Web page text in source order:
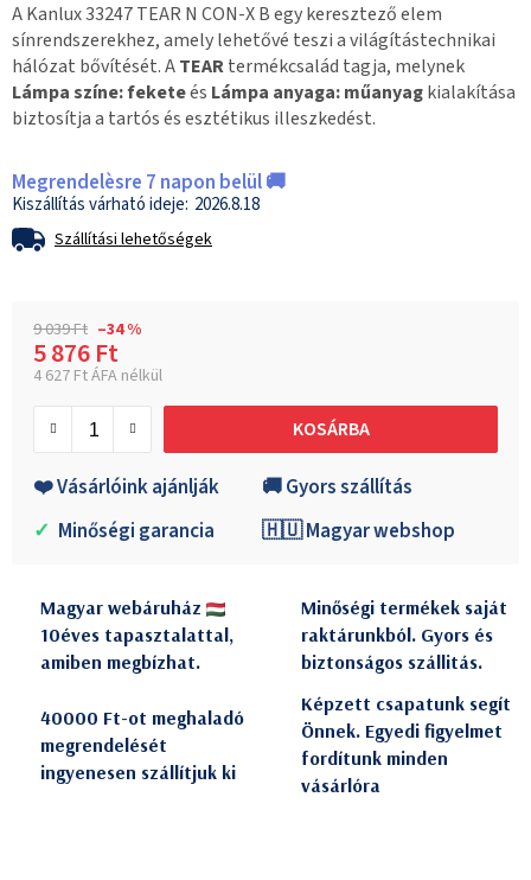
A Kanlux 33247 TEAR N CON-X B egy keresztező elem
sínrendszerekhez, amely lehetővé teszi a világítástechnikai
hálózat bővítését. ATEARtermékcsalád tagja, melynek
Lámpa színe: feketeés Lámpa anyaga: műanyagkialakítása
biztosítja a tartós és esztétikus illeszkedést.
Megrendelèsre 7 napon belül 🚚
2026.8.18
Szállítási lehetőségek
9 039 Ft –34 %
5 876 Ft
4 627 Ft ÁFA nélkül
KOSÁRBA
❤️ Vásárlóink ajánlják
🚚 Gyors szállítás
✓ Minőségi garancia 🇭🇺 Magyar webshop
Magyar webáruház
10éves tapasztalattal,
amiben megbízhat.
Minőségi termékek saját
raktárunkból. Gyors és
biztonságos szállitás.
40000 Ft-ot meghaladó
megrendelését
ingyenesen szállítjuk ki
Képzett csapatunk segít
Önnek. Egyedi figyelmet
fordítunk minden
vásárlóra